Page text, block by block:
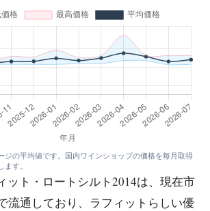
ジの平均値です。国内ワインショップの価格を毎月取得
す。
ット・ロートシルト2014は、現在市
流通しており、ラフィットらしい優